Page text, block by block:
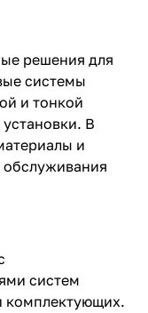
решения для
системы
и тонкой
В
и
обслуживания
систем
комплектующих.